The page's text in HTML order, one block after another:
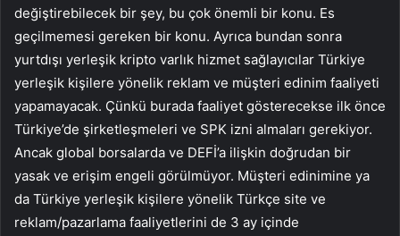
değiştirebilecek bir şey, bu çok önemli bir konu. Es
geçilmemesi gereken bir konu. Ayrıca bundan sonra
yurtdışı yerleşik kripto varlık hizmet sağlayıcılar Türkiye
yerleşik kişilere yönelik reklam ve müşteri edinim faaliyeti
yapamayacak. Çünkü burada faaliyet gösterecekse ilk önce
Türkiye’de şirketleşmeleri ve SPK izni almaları gerekiyor.
Ancak global borsalarda ve DEFİ’a ilişkin doğrudan bir
yasak ve erişim engeli görülmüyor. Müşteri edinimine ya
da Türkiye yerleşik kişilere yönelik Türkçe site ve
reklam/pazarlama faaliyetlerini de 3 ay içinde